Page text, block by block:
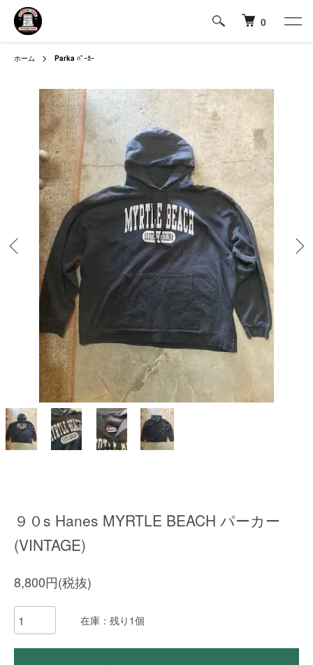
0
ホーム Parka ﾊﾟｰｶｰ
９０s Hanes MYRTLE BEACH パーカー
(VINTAGE)
8,800円(税抜)
在庫：残り1個